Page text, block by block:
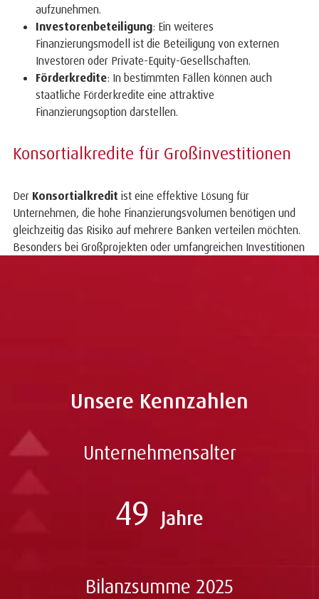
aufzunehmen.
Investorenbeteiligung: Ein weiteres
Finanzierungsmodell ist die Beteiligung von externen
Investoren oder Private-Equity-Gesellschaften.
Förderkredite: In bestimmten Fällen können auch
staatliche Förderkredite eine attraktive
Finanzierungsoption darstellen.
Konsortialkredite für Großinvestitionen
Der Konsortialkredit ist eine effektive Lösung für
Unternehmen, die hohe Finanzierungsvolumen benötigen und
gleichzeitig das Risiko auf mehrere Banken verteilen möchten.
Besonders bei Großprojekten oder umfangreichen Investitionen
Unsere Kennzahlen
Unternehmensalter
49 Jahre
Bilanzsumme 2025